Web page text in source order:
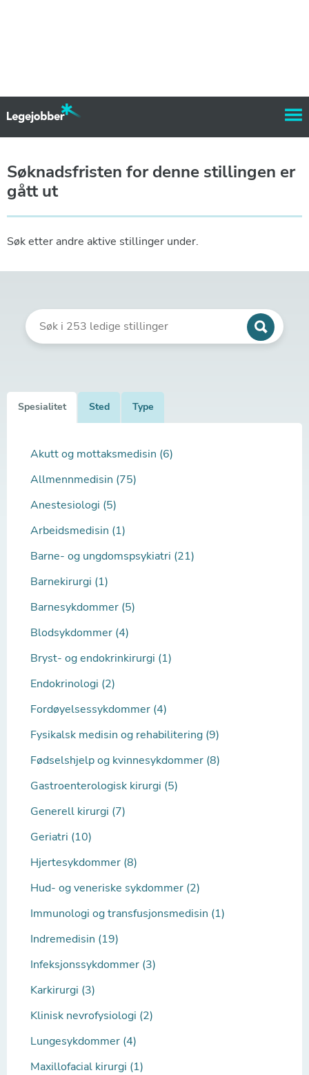
Søknadsfristen for denne stillingen er
gått ut
Søk etter andre aktive stillinger under.
Spesialitet Sted Type
Akutt og mottaksmedisin (6)
Allmennmedisin (75)
Anestesiologi (5)
Arbeidsmedisin (1)
Barne- og ungdomspsykiatri (21)
Barnekirurgi (1)
Barnesykdommer (5)
Blodsykdommer (4)
Bryst- og endokrinkirurgi (1)
Endokrinologi (2)
Fordøyelsessykdommer (4)
Fysikalsk medisin og rehabilitering (9)
Fødselshjelp og kvinnesykdommer (8)
Gastroenterologisk kirurgi (5)
Generell kirurgi (7)
Geriatri (10)
Hjertesykdommer (8)
Hud- og veneriske sykdommer (2)
Immunologi og transfusjonsmedisin (1)
Indremedisin (19)
Infeksjonssykdommer (3)
Karkirurgi (3)
Klinisk nevrofysiologi (2)
Lungesykdommer (4)
Maxillofacial kirurgi (1)